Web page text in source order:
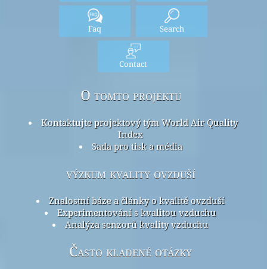
Faq Search
Contact
O tomto projektu
Kontaktujte projektový tým World Air Quality
Index
Sada pro tisk a média
výzkum kvality ovzduší
Znalostní báze a články o kvalitě ovzduší
Experimentování s kvalitou vzduchu
Analýza senzorů kvality vzduchu
Často kladené otázky